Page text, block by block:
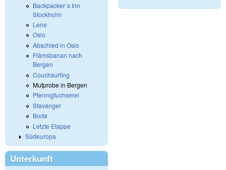
Backpacker`s Inn
Stockholm
Lene
Oslo
Abschied in Oslo
Flåmsbanan nach
Bergen
Couchsurfing
Mutprobe in Bergen
Pfennigfuchserei
Stavanger
Bodø
Letzte Etappe
Südeuropa
Unterkunft